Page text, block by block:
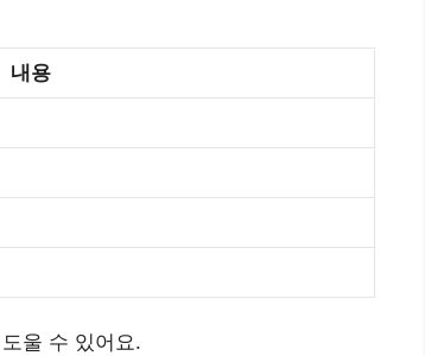
내용
울 수 있어요.